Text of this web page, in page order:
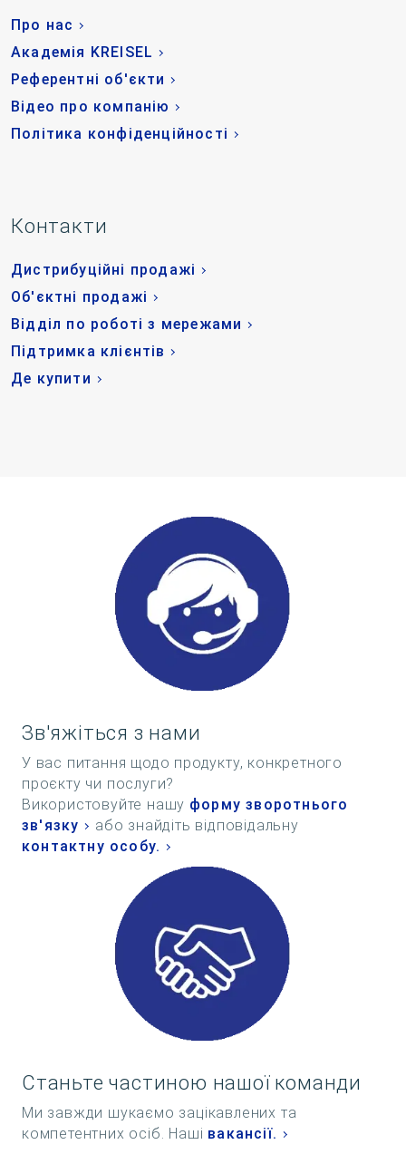
Про нас
Академія KREISEL
Референтні об'єкти
Відео про компанію
Політика конфіденційності
Контакти
Дистрибуційні продажі
Об'єктні продажі
Відділ по роботі з мережами
Підтримка клієнтів
Де купити
Зв'яжіться з нами
У вас питання щодо продукту, конкретного
проєкту чи послуги?
Використовуйте нашу форму зворотнього
зв'язку
або знайдіть відповідальну
контактну особу.
Станьте частиною нашої команди
Ми завжди шукаємо зацікавлених та
компетентних осіб. Наші вакансії.